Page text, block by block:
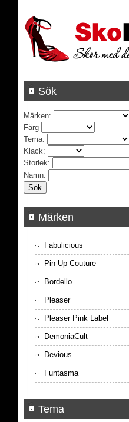
Sök
Märken:
Färg
Tema:
Klack:
Storlek:
Namn:
Märken
Fabulicious
Pin Up Couture
Bordello
Pleaser
Pleaser Pink Label
DemoniaCult
Devious
Funtasma
Tema